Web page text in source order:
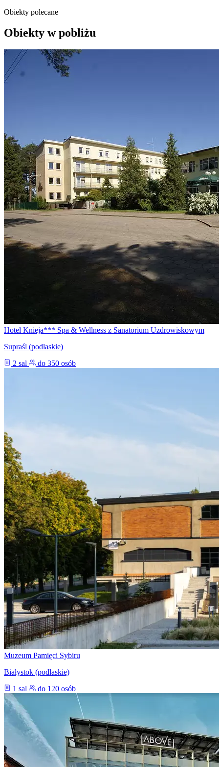
Obiekty polecane
Obiekty w pobliżu
Hotel Knieja*** Spa & Wellness z Sanatorium Uzdrowiskowym
Supraśl (podlaskie)
2 sal
do 350 osób
Muzeum Pamięci Sybiru
Białystok (podlaskie)
1 sal
do 120 osób